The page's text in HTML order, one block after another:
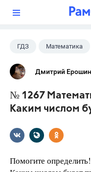
ГДЗ Математика
Виленкин Н.Я.
Дмитрий Ерошин
№ 1267
Каким числом
Помогите определить!